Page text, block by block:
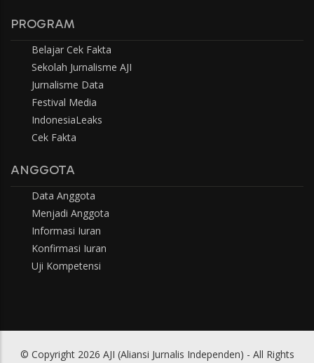
PROGRAM
Belajar Cek Fakta
Sekolah Jurnalisme AJI
Jurnalisme Data
Festival Media
IndonesiaLeaks
Cek Fakta
ANGGOTA
Data Anggota
Menjadi Anggota
Informasi Iuran
Konfirmasi Iuran
Uji Kompetensi
© Copyright 2026 AJI (Aliansi Jurnalis Independen) - All Rights